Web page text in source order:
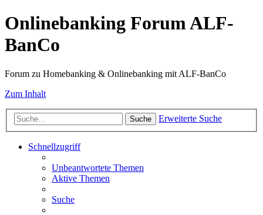
Onlinebanking Forum ALF-
BanCo
Forum zu Homebanking & Onlinebanking mit ALF-BanCo
Zum Inhalt
Suche Erweiterte Suche
Schnellzugriff
Unbeantwortete Themen
Aktive Themen
Suche